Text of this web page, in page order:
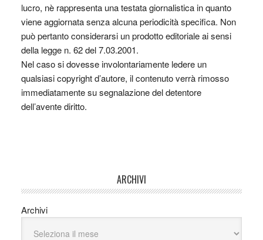
lucro, nè rappresenta una testata giornalistica in quanto
viene aggiornata senza alcuna periodicità specifica. Non
può pertanto considerarsi un prodotto editoriale ai sensi
della legge n. 62 del 7.03.2001.
Nel caso si dovesse involontariamente ledere un
qualsiasi copyright d’autore, il contenuto verrà rimosso
immediatamente su segnalazione del detentore
dell’avente diritto.
ARCHIVI
Archivi